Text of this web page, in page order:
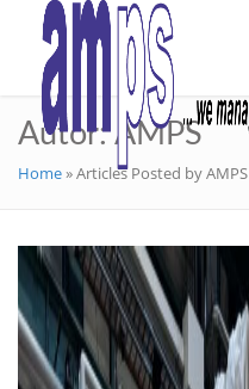
Autor:AMPS
Home»Articles Posted by AMPS